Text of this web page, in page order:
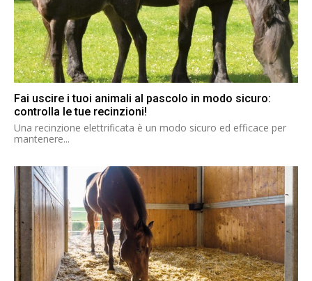
Fai uscire i tuoi animali al pascolo in modo sicuro:
controlla le tue recinzioni!
Una recinzione elettrificata è un modo sicuro ed efficace per
mantenere...